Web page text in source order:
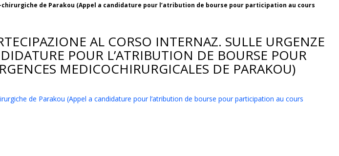
de Parakou (Appel a candidature pour l’atribution de bourse pour participation au cours
AL CORSO INTERNAZ. SULLE URGENZE
POUR L’ATRIBUTION DE BOURSE POUR
MEDICOCHIRURGICALES DE PARAKOU)
de Parakou (Appel a candidature pour l’atribution de bourse pour participation au cours